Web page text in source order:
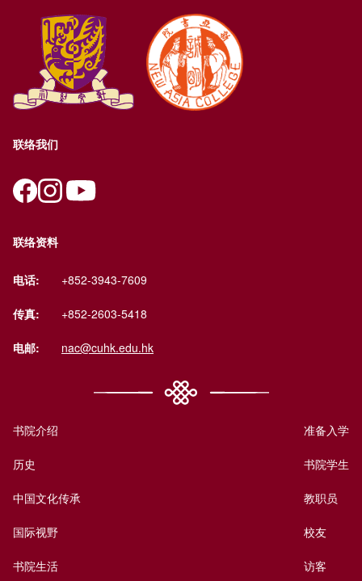
联络我们
联络资料
电话: +852-3943-7609
传真: +852-2603-5418
电邮: nac@cuhk.edu.hk
书院介绍
历史
中国文化传承
国际视野
书院生活
准备入学
书院学生
教职员
校友
访客